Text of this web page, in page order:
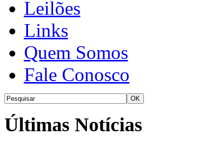
Leilões
Links
Quem Somos
Fale Conosco
Últimas Notícias